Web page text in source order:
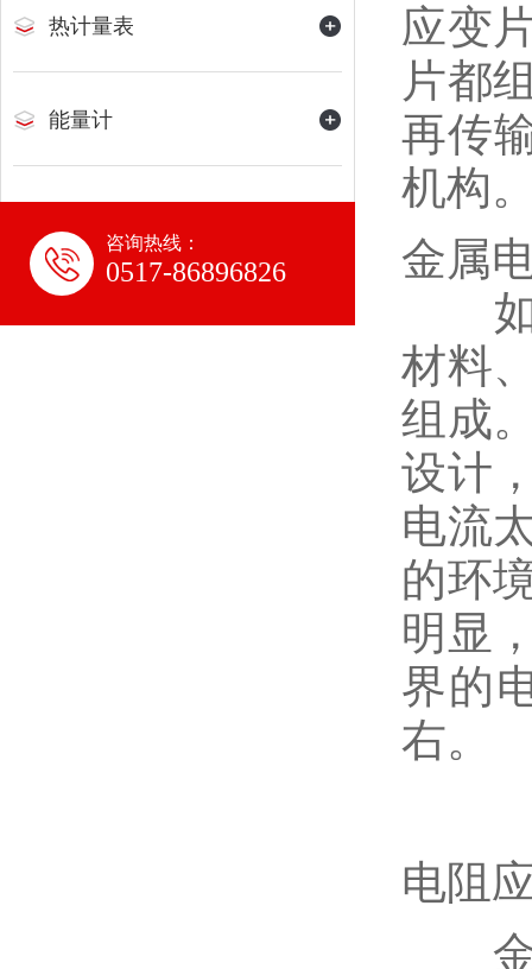
热计量表
能量计
咨询热线：
0517-86896826
应变
片都
再传
机构
金属
如
材料
组成
设计
电流
的环
明显
界的
右。
电阻
金